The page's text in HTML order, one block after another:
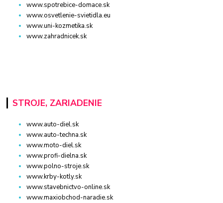
www.spotrebice-domace.sk
www.osvetlenie-svietidla.eu
www.uni-kozmetika.sk
www.zahradnicek.sk
STROJE, ZARIADENIE
www.auto-diel.sk
www.auto-techna.sk
www.moto-diel.sk
www.profi-dielna.sk
www.polno-stroje.sk
www.krby-kotly.sk
www.stavebnictvo-online.sk
www.maxiobchod-naradie.sk